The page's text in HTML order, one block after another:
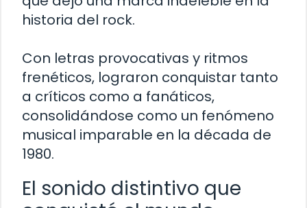
historia del rock.
Con letras provocativas y ritmos
frenéticos, lograron conquistar tanto
a críticos como a fanáticos,
consolidándose como un fenómeno
musical imparable en la década de
1980.
El sonido distintivo que